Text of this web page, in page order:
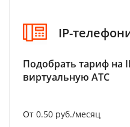
IP-
Подобрать тариф на
виртуальную АТС
От 0.50 руб./месяц